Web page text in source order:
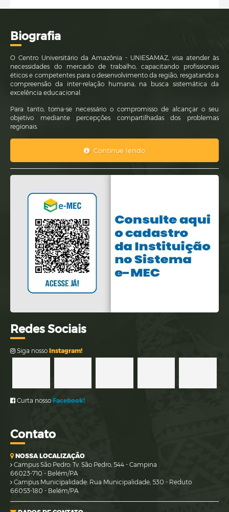
Biografia
O Centro Universitário da Amazônia - UNIESAMAZ, visa atender às
necessidades do mercado de trabalho, capacitando profissionais
éticos e competentes para o desenvolvimento da região, resgatando a
compreensão da inter-relação humana, na busca sistemática da
excelência educacional.
Para tanto, torna-se necessário o compromisso de alcançar o seu
objetivo mediante percepções compartilhadas dos problemas
regionais.
Continue lendo
Redes Sociais
Siga nossoInstagram!
Curta nossoFacebook!
Contato
NOSSA LOCALIZAÇÃO
Campus São Pedro: Tv. São Pedro, 544 - Campina
66023-710 - Belém/PA
Campus Municipalidade: Rua Municipalidade, 530 - Reduto
66053-180 - Belém/PA